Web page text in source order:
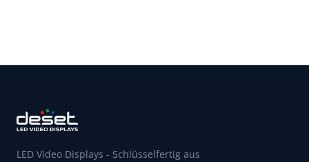
LED Video Displays - Schlüsselfertig aus